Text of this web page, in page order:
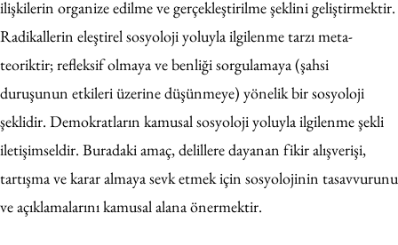
ilişkilerin organize edilme ve gerçekleştirilme şeklini geliştirmektir.
Radikallerin eleştirel sosyoloji yoluyla ilgilenme tarzı meta-
teoriktir; refleksif olmaya ve benliği sorgulamaya (şahsi
duruşunun etkileri üzerine düşünmeye) yönelik bir sosyoloji
şeklidir. Demokratların kamusal sosyoloji yoluyla ilgilenme şekli
iletişimseldir. Buradaki amaç, delillere dayanan fikir alışverişi,
tartışma ve karar almaya sevk etmek için sosyolojinin tasavvurunu
ve açıklamalarını kamusal alana önermektir.